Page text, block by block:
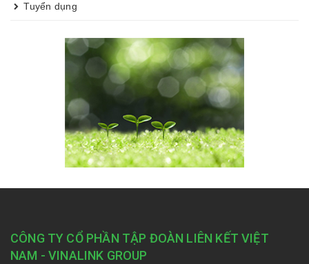
Tuyển dụng
CÔNG TY CỔ PHẦN TẬP ĐOÀN LIÊN KẾT VIỆT
NAM - VINALINK GROUP